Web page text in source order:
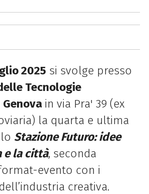
2025 si svolge presso
Tecnologie
Genova in via Pra' 39 (ex
la quarta e ultima
Stazione Futuro: idee
e la città, seconda
evento con i
creativa.